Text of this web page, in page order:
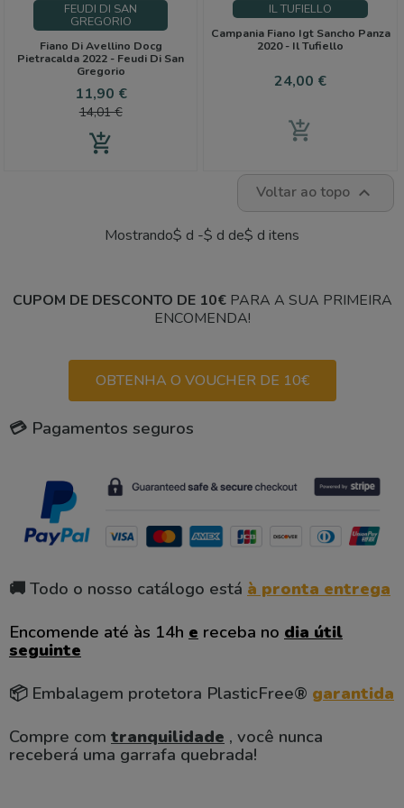
FEUDI DI SAN
GREGORIO
Fiano Di Avellino Docg
Pietracalda 2022 - Feudi Di San
Gregorio
Preço
11,90 €Preço
14,01 €
add_shopping_cart
IL TUFIELLO
Campania Fiano Igt Sancho Panza
2020 - Il Tufiello
Preço
24,00 €
add_shopping_cart
Voltar ao topo 
Mostrando$ d -$ d de$ d itens
CUPOM DE DESCONTO DE 10€PARA A SUA PRIMEIRA
ENCOMENDA!
OBTENHA O VOUCHER DE 10€
💳 Pagamentos seguros
🚚 Todo o nosso catálogo está à pronta entrega
Encomende até às 14h e receba no dia útil
seguinte
📦 Embalagem protetora PlasticFree® garantida
Compre com tranquilidade , você nunca
receberá uma garrafa quebrada!